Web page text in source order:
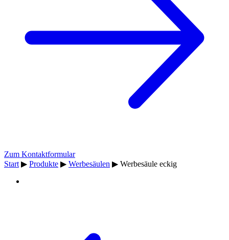
Zum Kontaktformular
Start ▶ Produkte ▶ Werbesäulen ▶ Werbesäule eckig